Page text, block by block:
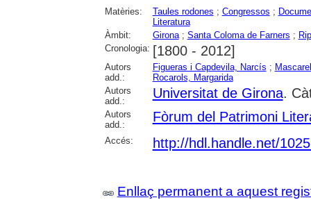
Matèries: Taules rodones ; Congressos ;
Literatura
Àmbit:
Girona; Santa Coloma de Farners ;
Cronologia: [1800 - 2012]
Autors
add.:
Figueras i Capdevila, Narcís ;
Rocarols, Margarida
Autors
add.:
Universitat de Girona.
Autors
add.:
Fòrum del Patrimoni
Accés: http://hdl.handle.net/
Enllaç permanent a aquest